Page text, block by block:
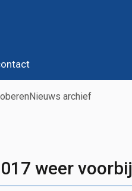
Nieuws archief
weer voorbij